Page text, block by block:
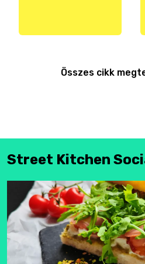
Összes cikk
Street Kitchen